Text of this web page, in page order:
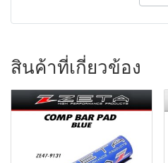
สินค้าที่เกี่ยวข้อง